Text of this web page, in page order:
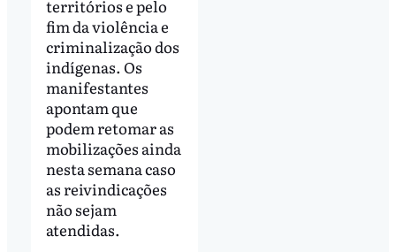
territórios e pelo
fim da violência e
criminalização dos
indígenas. Os
manifestantes
apontam que
podem retomar as
mobilizações ainda
nesta semana caso
as reivindicações
não sejam
atendidas.